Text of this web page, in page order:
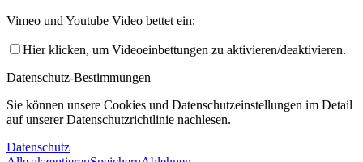
Vimeo und Youtube Video bettet ein:
Hier klicken, um Videoeinbettungen zu aktivieren/deaktivieren.
Datenschutz-Bestimmungen
Sie können unsere Cookies und Datenschutzeinstellungen im Detail
auf unserer Datenschutzrichtlinie nachlesen.
Datenschutz